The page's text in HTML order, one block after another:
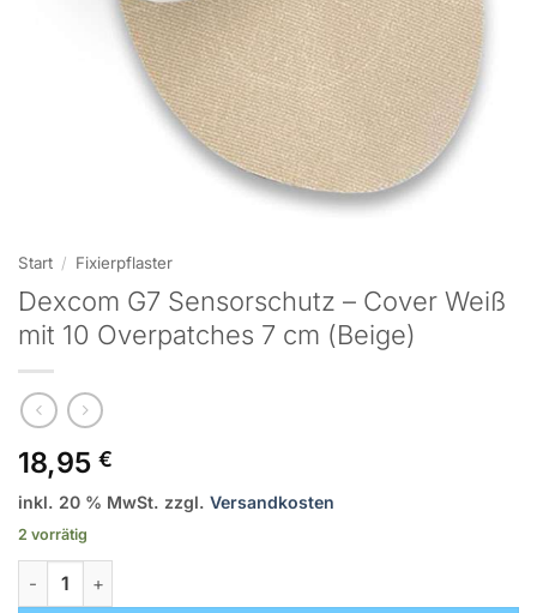
Start / Fixierpflaster
Dexcom G7 Sensorschutz – Cover Weiß
mit 10 Overpatches 7 cm (Beige)
18,95 €
inkl. 20 % MwSt. zzgl. Versandkosten
2 vorrätig
Dexcom G7 Sensorschutz - Cover Weiß mit 10 Overpatches 7